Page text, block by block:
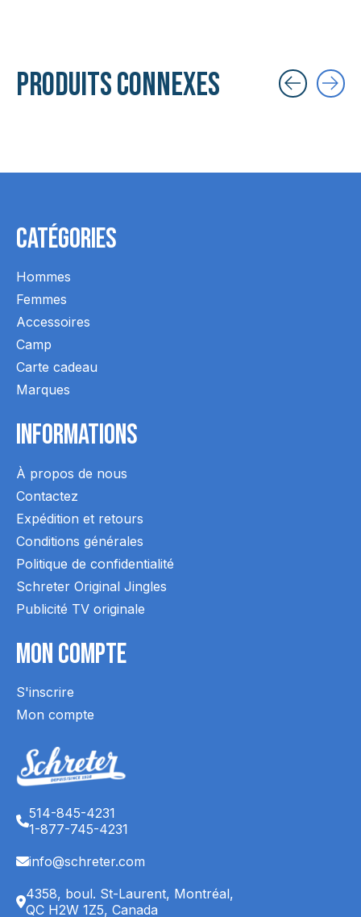
Produits connexes
Catégories
Hommes
Femmes
Accessoires
Camp
Carte cadeau
Marques
Informations
À propos de nous
Contactez
Expédition et retours
Conditions générales
Politique de confidentialité
Schreter Original Jingles
Publicité TV originale
Mon Compte
S'inscrire
Mon compte
514-845-4231
1-877-745-4231
info@schreter.com
4358, boul. St-Laurent, Montréal,
QC H2W 1Z5, Canada